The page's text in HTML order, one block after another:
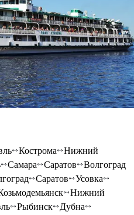
Кострома
Нижний
Самара Саратов
Волгоград
Саратов
Усовка
Нижний
Рыбинск
Дубна